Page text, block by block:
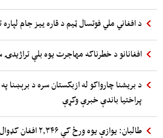
د افغاني ملي فوتسال ټیم د قاره ييز جام
افغانانو د خطرناکه مهاجرت یوه بلې
د بريشنا چارواکو له ازبکستان سره د
پراختیا باندې خبرې وکړې
طالبان: یوازې یوه ورځ کې ۲,۳۴۶ افغان کډوال له پاکستانه راستون شوي